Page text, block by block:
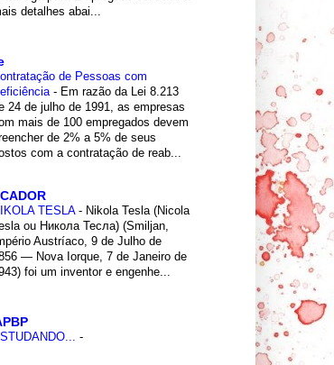
detalhes abai...
de Pessoas com
- Em razão da Lei 8.213
24 de julho de 1991, as empresas
mais de 100 empregados devem
de 2% a 5% de seus
com a contratação de reab...
TESLA- Nikola Tesla (Nicola
ou Никола Тесла) (Smiljan,
Austríaco, 9 de Julho de
— Nova Iorque, 7 de Janeiro de
foi um inventor e engenhe...
-